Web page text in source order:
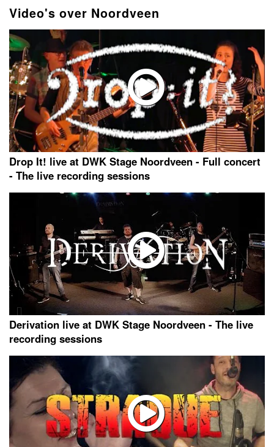
Video's over Noordveen
Drop It! live at DWK Stage Noordveen - Full concert
- The live recording sessions
Derivation live at DWK Stage Noordveen - The live
recording sessions